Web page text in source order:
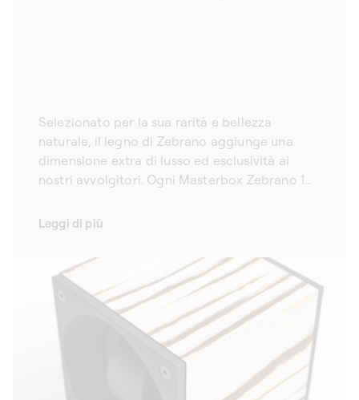
Selezionato per la sua rarità e bellezza
naturale, il legno di Zebrano aggiunge una
dimensione extra di lusso ed esclusività ai
nostri avvolgitori. Ogni Masterbox Zebrano 1
sfumature e i motivi del legno rendono ogni
legno pregiato si combina con la tecnologia
all’avanguardia di SwissKubik creando una
sinergia perfetta, il che rende ogni caricatore
non solo una custodia protettiva per i suoi
orologi, ma anche un vero e proprio oggetto
da collezione. La combinazione di design
senza tempo e funzionalità avanzata rende il
nostro Masterbox Zebrano la scelta ideale per
Leggi di più